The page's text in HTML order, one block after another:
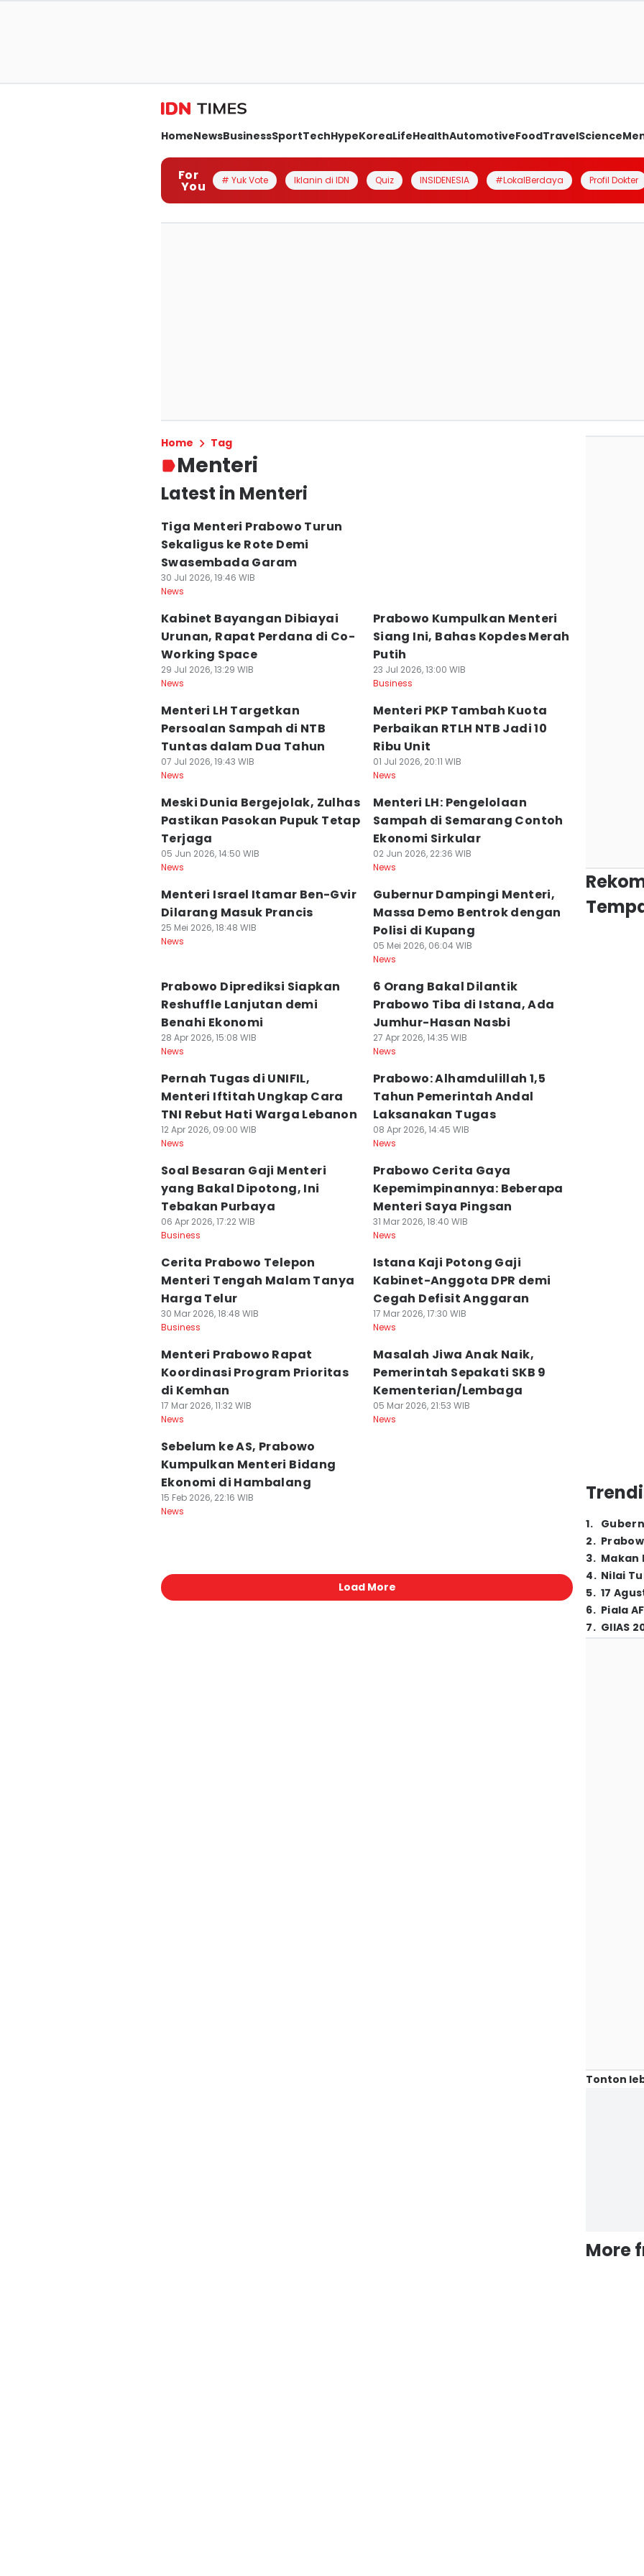
HomeNewsBusinessSportTechHypeKoreaLifeHealthAutomotiveFoodTravelScience
For
You # Yuk Vote Iklanin di IDN Quiz INSIDENESIA #LokalBerdaya Profil Dokter
Home Tag
Menteri
Latest in Menteri
Tiga Menteri Prabowo Turun
Sekaligus ke Rote Demi
Swasembada Garam
30 Jul 2026, 19:46 WIB
News
Kabinet Bayangan Dibiayai
Urunan, Rapat Perdana di Co-
Working Space
29 Jul 2026, 13:29 WIB
News
Prabowo Kumpulkan Menteri
Siang Ini, Bahas Kopdes Merah
Putih
23 Jul 2026, 13:00 WIB
Business
Menteri LH Targetkan
Persoalan Sampah di NTB
Tuntas dalam Dua Tahun
07 Jul 2026, 19:43 WIB
News
Menteri PKP Tambah Kuota
Perbaikan RTLH NTB Jadi 10
Ribu Unit
01 Jul 2026, 20:11 WIB
News
Meski Dunia Bergejolak, Zulhas
Pastikan Pasokan Pupuk Tetap
Terjaga
05 Jun 2026, 14:50 WIB
News
Menteri LH: Pengelolaan
Sampah di Semarang Contoh
Ekonomi Sirkular
02 Jun 2026, 22:36 WIB
News
Menteri Israel Itamar Ben-Gvir
Dilarang Masuk Prancis
25 Mei 2026, 18:48 WIB
News
Gubernur Dampingi Menteri,
Massa Demo Bentrok dengan
Polisi di Kupang
05 Mei 2026, 06:04 WIB
News
Prabowo Diprediksi Siapkan
Reshuffle Lanjutan demi
Benahi Ekonomi
28 Apr 2026, 15:08 WIB
News
6 Orang Bakal Dilantik
Prabowo Tiba di Istana, Ada
Jumhur-Hasan Nasbi
27 Apr 2026, 14:35 WIB
News
Pernah Tugas di UNIFIL,
Menteri Iftitah Ungkap Cara
TNI Rebut Hati Warga Lebanon
12 Apr 2026, 09:00 WIB
News
Prabowo: Alhamdulillah 1,5
Tahun Pemerintah Andal
Laksanakan Tugas
08 Apr 2026, 14:45 WIB
News
Soal Besaran Gaji Menteri
yang Bakal Dipotong, Ini
Tebakan Purbaya
06 Apr 2026, 17:22 WIB
Business
Prabowo Cerita Gaya
Kepemimpinannya: Beberapa
Menteri Saya Pingsan
31 Mar 2026, 18:40 WIB
News
Cerita Prabowo Telepon
Menteri Tengah Malam Tanya
Harga Telur
30 Mar 2026, 18:48 WIB
Business
Istana Kaji Potong Gaji
Kabinet-Anggota DPR demi
Cegah Defisit Anggaran
17 Mar 2026, 17:30 WIB
News
Menteri Prabowo Rapat
Koordinasi Program Prioritas
di Kemhan
17 Mar 2026, 11:32 WIB
News
Masalah Jiwa Anak Naik,
Pemerintah Sepakati SKB 9
Kementerian/Lembaga
05 Mar 2026, 21:53 WIB
News
Sebelum ke AS, Prabowo
Kumpulkan Menteri Bidang
Ekonomi di Hambalang
15 Feb 2026, 22:16 WIB
News
Load More
1.
2.
3. Makan
4. Nilai
5. 17
6. Piala
7. GIIAS
Tonton
More